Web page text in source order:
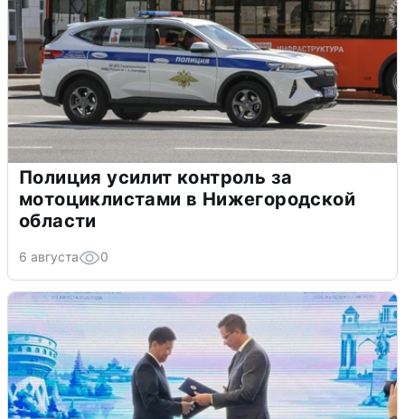
Полиция усилит контроль за
мотоциклистами в Нижегородской
области
6 августа 0